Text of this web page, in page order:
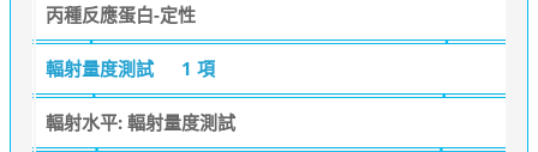
丙種反應蛋白-定性
輻射量度測試 1 項
輻射水平: 輻射量度測試